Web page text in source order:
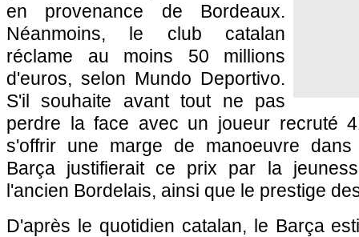
en provenance de Bordeaux.
Néanmoins, le club catalan
réclame au moins 50 millions
d'euros, selon Mundo Deportivo.
S'il souhaite avant tout ne pas
perdre la face avec un joueur recruté
s'offrir une marge de manoeuvre
Barça justifierait ce prix par la
l'ancien Bordelais, ainsi que le prestige
D'après le quotidien catalan, le Barça